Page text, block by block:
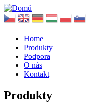
Home
Produkty
Podpora
O nás
Kontakt
Produkty